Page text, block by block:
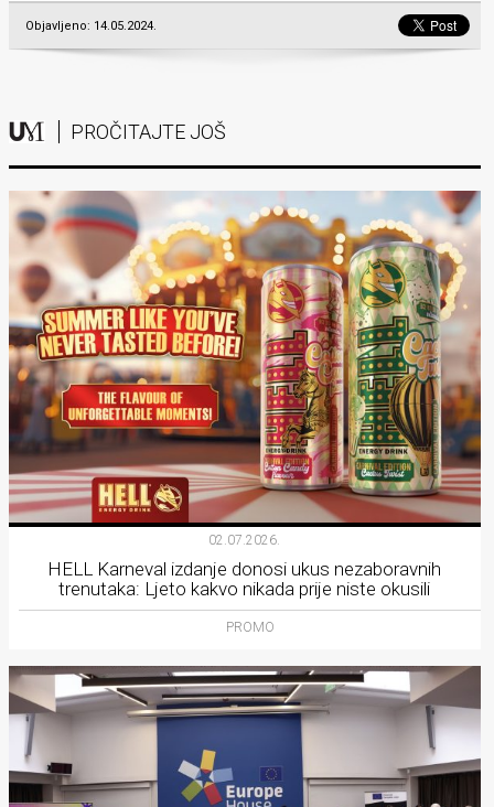
Objavljeno: 14.05.2024.
PROČITAJTE JOŠ
02.07.2026.
HELL Karneval izdanje donosi ukus nezaboravnih
trenutaka: Ljeto kakvo nikada prije niste okusili
PROMO